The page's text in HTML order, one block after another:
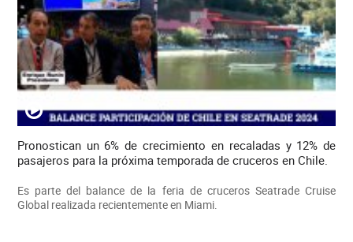
Pronostican un 6% de crecimiento en recaladas y 12% de
pasajeros para la próxima temporada de cruceros en Chile.
Es parte del balance de la feria de cruceros Seatrade Cruise
Global realizada recientemente en Miami.